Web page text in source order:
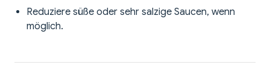
Reduziere süße oder sehr salzige Saucen, wenn
möglich.